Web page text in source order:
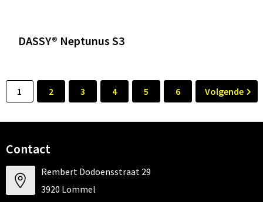
DASSY® Neptunus S3
1 2 3 4 5 6 Volgende
Contact
Rembert Dodoensstraat 29
3920 Lommel